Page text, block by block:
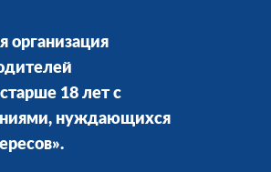
организация
18 лет с
нуждающихся